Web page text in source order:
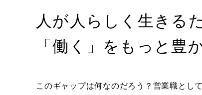
人が人らしく生きる
「働く」をもっと豊
このギャップは何なのだろう？営業職とし